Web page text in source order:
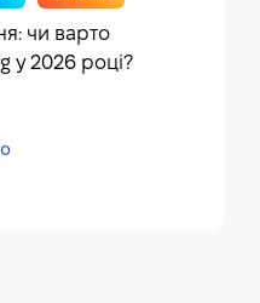
чи варто
у 2026 році?